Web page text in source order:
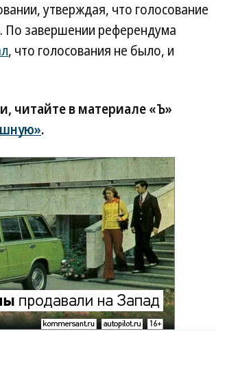
утверждая, что голосование
По завершении референдума
, что голосования не было, и
читайте в материале «Ъ»
.